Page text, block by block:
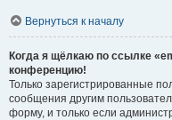
Вернуться к началу
Когда я щёлкаю по ссылке
конференцию!
Только зарегистрированные
сообщения другим
форму, и только если